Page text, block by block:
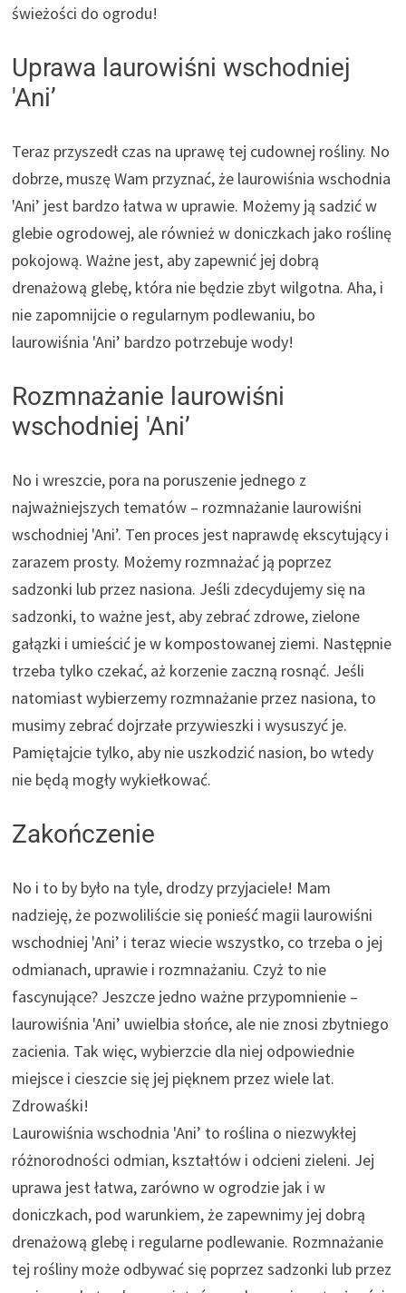
świeżości do ogrodu!
Uprawa laurowiśni wschodniej
'Ani’
Teraz przyszedł czas na uprawę tej cudownej rośliny. No
dobrze, muszę Wam przyznać, że laurowiśnia wschodnia
'Ani’ jest bardzo łatwa w uprawie. Możemy ją sadzić w
glebie ogrodowej, ale również w doniczkach jako roślinę
pokojową. Ważne jest, aby zapewnić jej dobrą
drenażową glebę, która nie będzie zbyt wilgotna. Aha, i
nie zapomnijcie o regularnym podlewaniu, bo
laurowiśnia 'Ani’ bardzo potrzebuje wody!
Rozmnażanie laurowiśni
wschodniej 'Ani’
No i wreszcie, pora na poruszenie jednego z
najważniejszych tematów – rozmnażanie laurowiśni
wschodniej 'Ani’. Ten proces jest naprawdę ekscytujący i
zarazem prosty. Możemy rozmnażać ją poprzez
sadzonki lub przez nasiona. Jeśli zdecydujemy się na
sadzonki, to ważne jest, aby zebrać zdrowe, zielone
gałązki i umieścić je w kompostowanej ziemi. Następnie
trzeba tylko czekać, aż korzenie zaczną rosnąć. Jeśli
natomiast wybierzemy rozmnażanie przez nasiona, to
musimy zebrać dojrzałe przywieszki i wysuszyć je.
Pamiętajcie tylko, aby nie uszkodzić nasion, bo wtedy
nie będą mogły wykiełkować.
Zakończenie
No i to by było na tyle, drodzy przyjaciele! Mam
nadzieję, że pozwoliliście się ponieść magii laurowiśni
wschodniej 'Ani’ i teraz wiecie wszystko, co trzeba o jej
odmianach, uprawie i rozmnażaniu. Czyż to nie
fascynujące? Jeszcze jedno ważne przypomnienie –
laurowiśnia 'Ani’ uwielbia słońce, ale nie znosi zbytniego
zacienia. Tak więc, wybierzcie dla niej odpowiednie
miejsce i cieszcie się jej pięknem przez wiele lat.
Zdrowaśki!
Laurowiśnia wschodnia 'Ani’ to roślina o niezwykłej
różnorodności odmian, kształtów i odcieni zieleni. Jej
uprawa jest łatwa, zarówno w ogrodzie jak i w
doniczkach, pod warunkiem, że zapewnimy jej dobrą
drenażową glebę i regularne podlewanie. Rozmnażanie
tej rośliny może odbywać się poprzez sadzonki lub przez